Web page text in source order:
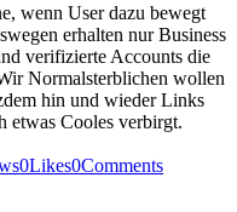
wenn User dazu bewegt
erhalten nur Business
verifizierte Accounts die
Normalsterblichen wollen
hin und wieder Links
etwas Cooles verbirgt.
0Likes0Comments